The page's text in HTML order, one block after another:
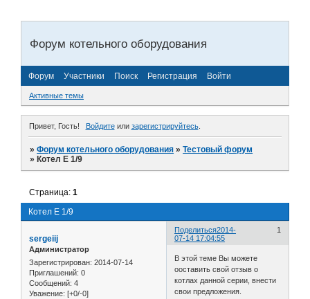
Форум котельного оборудования
Форум Участники Поиск Регистрация Войти
Активные темы
Привет, Гость! Войдитеили зарегистрируйтесь.
»Форум котельного оборудования »Тестовый форум
»Котел Е 1/9
Котел Е 1/9
Страница:1
Поделиться 1
2014-
07-14 17:04:55
sergeiij
Администратор
Зарегистрирован: 2014-07-14
Приглашений: 0
Сообщений: 4
Уважение: [+0/-0]
В этой теме Вы можете
ооставить свой отзыв о
котлах данной серии, внести
свои предложения.